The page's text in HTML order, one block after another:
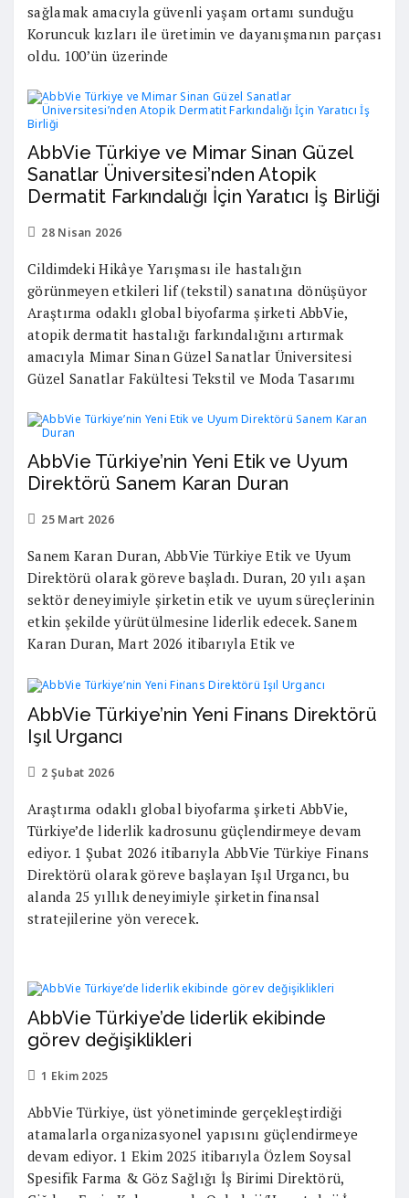
sağlamak amacıyla güvenli yaşam ortamı sunduğu
Koruncuk kızları ile üretimin ve dayanışmanın parçası
oldu. 100’ün üzerinde
AbbVie Türkiye ve Mimar Sinan Güzel
Sanatlar Üniversitesi’nden Atopik
Dermatit Farkındalığı İçin Yaratıcı İş Birliği
28 Nisan 2026
Cildimdeki Hikâye Yarışması ile hastalığın
görünmeyen etkileri lif (tekstil) sanatına dönüşüyor
Araştırma odaklı global biyofarma şirketi AbbVie,
atopik dermatit hastalığı farkındalığını artırmak
amacıyla Mimar Sinan Güzel Sanatlar Üniversitesi
Güzel Sanatlar Fakültesi Tekstil ve Moda Tasarımı
AbbVie Türkiye’nin Yeni Etik ve Uyum
Direktörü Sanem Karan Duran
25 Mart 2026
Sanem Karan Duran, AbbVie Türkiye Etik ve Uyum
Direktörü olarak göreve başladı. Duran, 20 yılı aşan
sektör deneyimiyle şirketin etik ve uyum süreçlerinin
etkin şekilde yürütülmesine liderlik edecek. Sanem
Karan Duran, Mart 2026 itibarıyla Etik ve
AbbVie Türkiye’nin Yeni Finans Direktörü
Işıl Urgancı
2 Şubat 2026
Araştırma odaklı global biyofarma şirketi AbbVie,
Türkiye’de liderlik kadrosunu güçlendirmeye devam
ediyor. 1 Şubat 2026 itibarıyla AbbVie Türkiye Finans
Direktörü olarak göreve başlayan Işıl Urgancı, bu
alanda 25 yıllık deneyimiyle şirketin finansal
stratejilerine yön verecek.
AbbVie Türkiye’de liderlik ekibinde
görev değişiklikleri
1 Ekim 2025
AbbVie Türkiye, üst yönetiminde gerçekleştirdiği
atamalarla organizasyonel yapısını güçlendirmeye
devam ediyor. 1 Ekim 2025 itibarıyla Özlem Soysal
Spesifik Farma & Göz Sağlığı İş Birimi Direktörü,